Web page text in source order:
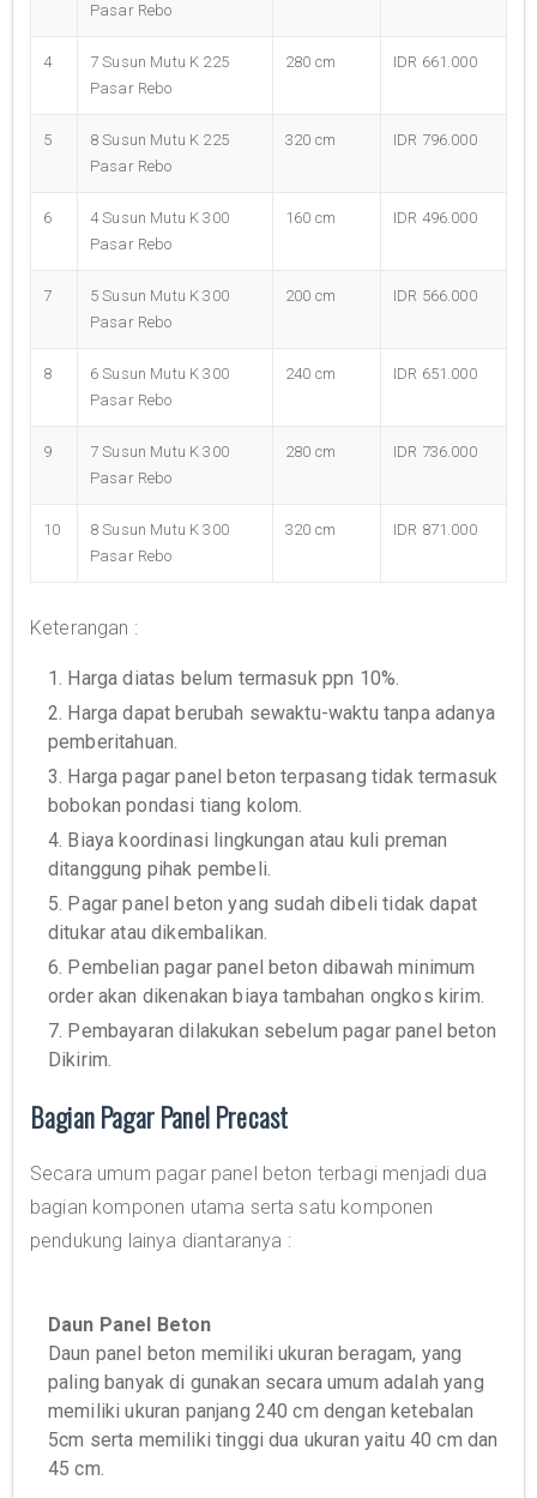
Pasar Rebo
4
7 Susun Mutu K 225
Pasar Rebo
280 cm IDR 661.000
5
8 Susun Mutu K 225
Pasar Rebo
320 cm IDR 796.000
6
4 Susun Mutu K 300
Pasar Rebo
160 cm IDR 496.000
7
5 Susun Mutu K 300
Pasar Rebo
200 cm IDR 566.000
8
6 Susun Mutu K 300
Pasar Rebo
240 cm IDR 651.000
9
7 Susun Mutu K 300
Pasar Rebo
280 cm IDR 736.000
10
8 Susun Mutu K 300
Pasar Rebo
320 cm IDR 871.000
Keterangan :
1. Harga diatas belum termasuk ppn 10%.
2. Harga dapat berubah sewaktu-waktu tanpa adanya
pemberitahuan.
3. Harga pagar panel beton terpasang tidak termasuk
bobokan pondasi tiang kolom.
4. Biaya koordinasi lingkungan atau kuli preman
ditanggung pihak pembeli.
5. Pagar panel beton yang sudah dibeli tidak dapat
ditukar atau dikembalikan.
6. Pembelian pagar panel beton dibawah minimum
order akan dikenakan biaya tambahan ongkos kirim.
7. Pembayaran dilakukan sebelum pagar panel beton
Dikirim.
Bagian Pagar Panel Precast
Secara umum pagar panel beton terbagi menjadi dua
bagian komponen utama serta satu komponen
pendukung lainya diantaranya :
Daun Panel Beton
Daun panel beton memiliki ukuran beragam, yang
paling banyak di gunakan secara umum adalah yang
memiliki ukuran panjang 240 cm dengan ketebalan
5cm serta memiliki tinggi dua ukuran yaitu 40 cm dan
45 cm.